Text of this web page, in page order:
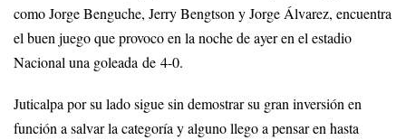
como Jorge Benguche, Jerry Bengtson y Jorge Álvarez, encuentra
el buen juego que provoco en la noche de ayer en el estadio
Nacional una goleada de 4-0.
Juticalpa por su lado sigue sin demostrar su gran inversión en
función a salvar la categoría y alguno llego a pensar en hasta